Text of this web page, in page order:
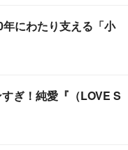
にわたり支える「小
ぎ！純愛『（LOVE S